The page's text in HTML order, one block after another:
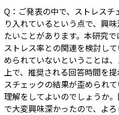
Q：ご発表の中で、ストレス
り入れているという点で、興
たいことがあります。本研究
ストレス率との関連を検討し
められていないということは
上で、推奨される回答時間を
スチェックの結果が歪められ
理解をしてよいのでしょうか
で大変興味深かったので、よろ